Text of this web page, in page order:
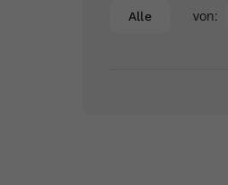
Alle von: